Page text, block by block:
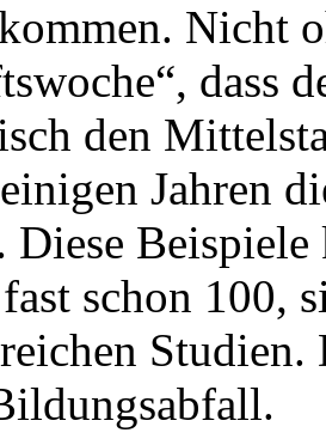
Nicht
dass
den
Jahren
Diese
schon 100,